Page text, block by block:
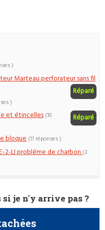
)
Marteau perforateur sans fil
Réparé
)
et étincelles Réparé
(10
bloque (11 réponses )
2-LI probléme de charbon(3
si je n'y arrive pas ?